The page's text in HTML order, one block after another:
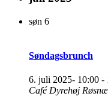
søn 6
Søndagsbrunch
6. juli 2025- 10:00 -
Café Dyrehøj